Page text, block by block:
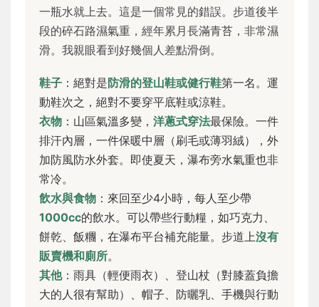
一瓶水就上去。這是一個常見的錯誤。步道後半
段的碎石路濕氣重，經年累月長滿青苔，非常濕
滑。我親眼看到好幾個人差點滑倒。
鞋子 ：絕對是防滑的登山鞋或健行鞋第一名。運
動鞋次之，絕對不要穿平底鞋或涼鞋。
衣物 ：山區氣溫多變， 洋蔥式穿法最保險。一件
排汗內層，一件保暖中層（刷毛或薄羽絨），外
加防風防水外套。即使夏天，瀑布旁水氣重也非
常冷。
飲水與食物 ：來回至少4小時，每人至少帶
1000cc的飲水。可以帶些行動糧，如巧克力、
餅乾、飯糰，在瀑布平台補充能量。步道上沒有
販賣機和廁所。
其他：雨具（輕便雨衣）、登山杖（對膝蓋負擔
大的人很有幫助）、帽子、防曬乳、手機與行動